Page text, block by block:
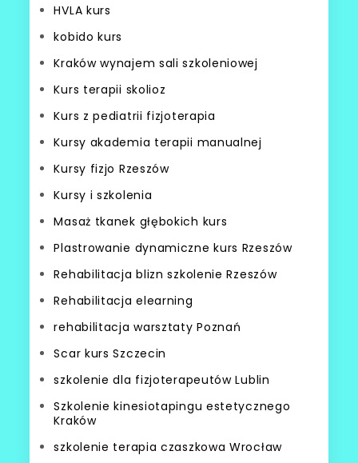
HVLA kurs
kobido kurs
Kraków wynajem sali szkoleniowej
Kurs terapii skolioz
Kurs z pediatrii fizjoterapia
Kursy akademia terapii manualnej
Kursy fizjo Rzeszów
Kursy i szkolenia
Masaż tkanek głębokich kurs
Plastrowanie dynamiczne kurs Rzeszów
Rehabilitacja blizn szkolenie Rzeszów
Rehabilitacja elearning
rehabilitacja warsztaty Poznań
Scar kurs Szczecin
szkolenie dla fizjoterapeutów Lublin
Szkolenie kinesiotapingu estetycznego
Kraków
szkolenie terapia czaszkowa Wrocław